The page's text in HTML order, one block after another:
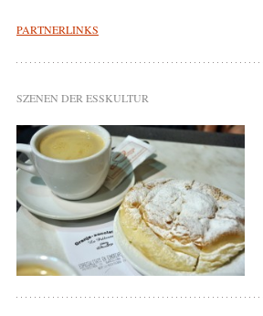
PARTNERLINKS
SZENEN DER ESSKULTUR